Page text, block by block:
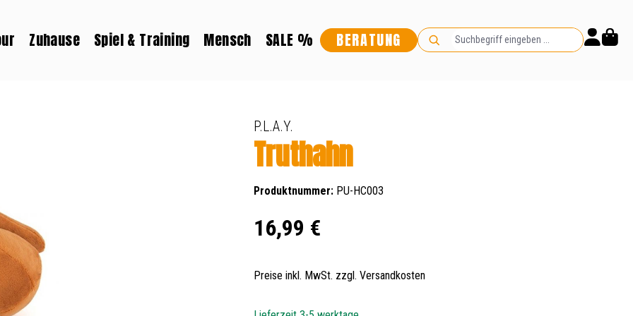
Zuhause Spiel & Training Mensch SALE % BERATUNG
P.L.A.Y.
Truthahn
Produktnummer: PU-HC003
Regulärer Preis:
16,99 €
Preise inkl. MwSt. zzgl. Versandkosten